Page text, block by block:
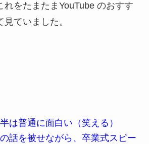
れをたまたまYouTube のおすす
ていました。
は普通に面白い（笑える）
話を被せながら、卒業式スピー